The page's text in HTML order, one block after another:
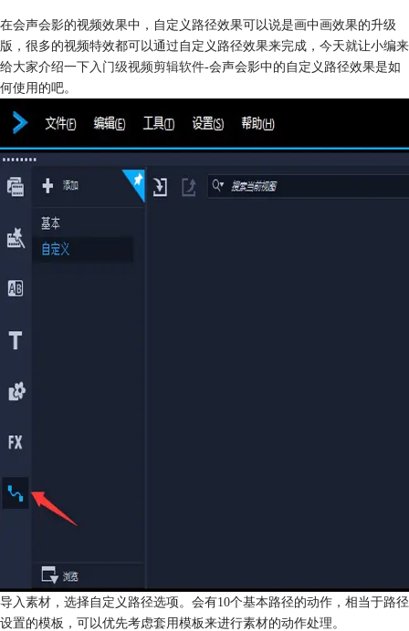
在会声会影的视频效果中，自定义路径效果可以说是画中画效果的升级
版，很多的视频特效都可以通过自定义路径效果来完成，今天就让小编来
给大家介绍一下入门级视频剪辑软件-会声会影中的自定义路径效果是如
何使用的吧。
导入素材，选择自定义路径选项。会有10个基本路径的动作，相当于路径
设置的模板，可以优先考虑套用模板来进行素材的动作处理。